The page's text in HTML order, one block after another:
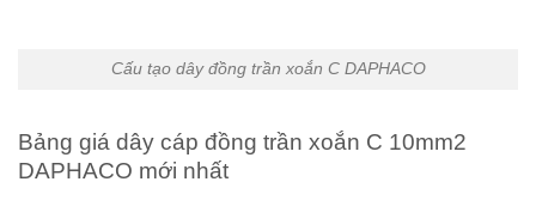
Cấu tạo dây đồng trần xoắn C DAPHACO
Bảng giá dây cáp đồng trần xoắn C 10mm2
DAPHACO mới nhất